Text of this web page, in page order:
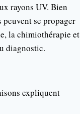
rayons UV. Bien
se propager
la chimiothérapie et
diagnostic.
expliquent